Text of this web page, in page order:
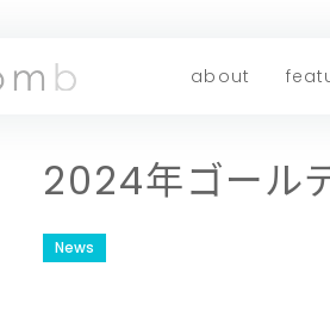
about
2024年ゴール
News